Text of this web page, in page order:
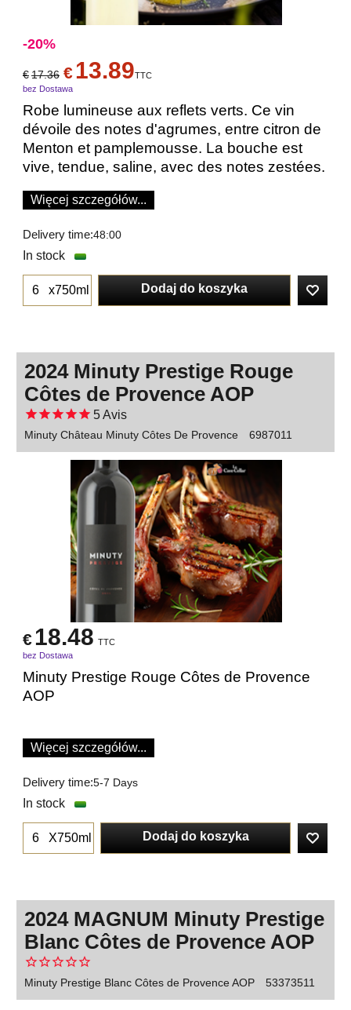
-20%
€17.36 €13.89TTC
bez Dostawa
Robe lumineuse aux reflets verts. Ce vin
dévoile des notes d'agrumes, entre citron de
Menton et pamplemousse. La bouche est
vive, tendue, saline, avec des notes zestées.
Więcej szczegółów...
Delivery time:48:00
In stock
x750ml Dodaj do koszyka
2024 Minuty Prestige Rouge
Côtes de Provence AOP
5Avis
Minuty Château Minuty Côtes De Provence 6987011
€18.48 TTC
bez Dostawa
Minuty Prestige Rouge Côtes de Provence
AOP
Więcej szczegółów...
Delivery time:5-7 Days
In stock
X750ml Dodaj do koszyka
2024 MAGNUM Minuty Prestige
Blanc Côtes de Provence AOP
Minuty Prestige Blanc Côtes de Provence AOP 53373511